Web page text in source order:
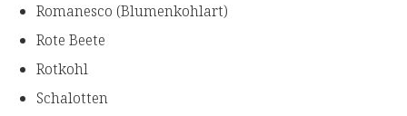
Romanesco (Blumenkohlart)
Rote Beete
Rotkohl
Schalotten